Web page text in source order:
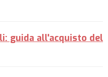
guida all'acquisto del